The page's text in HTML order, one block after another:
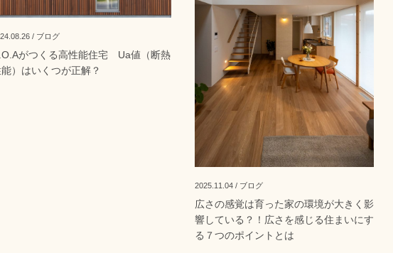
/ ブログ
がつくる高性能住宅 Ua値（断熱
）はいくつが正解？
2025.11.04 / ブログ
広さの感覚は育った家の環境が大きく影
響している？！広さを感じる住まいにす
る７つのポイントとは